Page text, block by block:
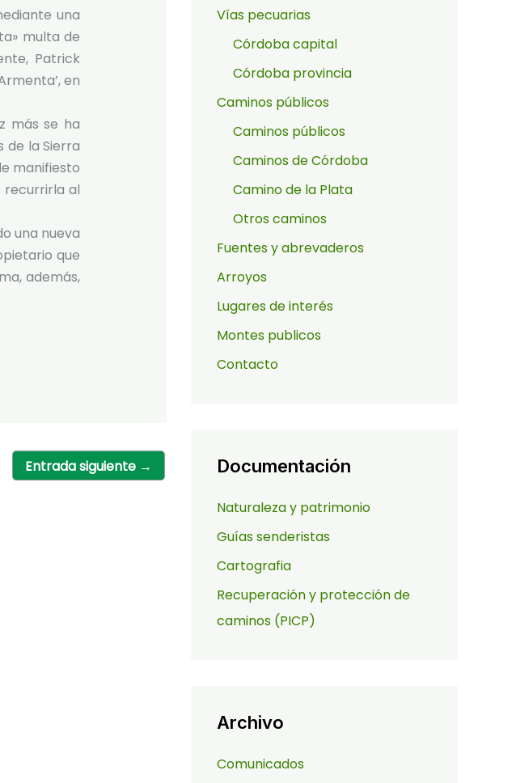
una
multa de
Patrick
en
más se ha
de la Sierra
manifiesto
recurrirla al
una nueva
que
además,
Entrada siguiente →
Vías pecuarias
Córdoba capital
Córdoba provincia
Caminos públicos
Caminos públicos
Caminos de Córdoba
Camino de la Plata
Otros caminos
Fuentes y abrevaderos
Arroyos
Lugares de interés
Montes publicos
Contacto
Documentación
Naturaleza y patrimonio
Guías senderistas
Cartografia
Recuperación y protección de
caminos (PICP)
Archivo
Comunicados